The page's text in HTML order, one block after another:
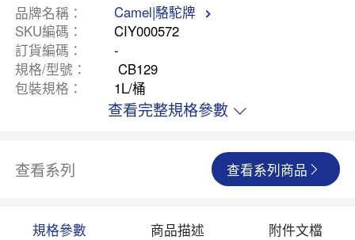
品牌名稱
Camel|駱駝牌
SKU編碼
CIY000572
訂貨編碼
-
規格/型號
CB129
包裝規格
1L/桶
查看完整規格參數
查看系列 查看系列商品
規格參數 商品描述 附件文檔